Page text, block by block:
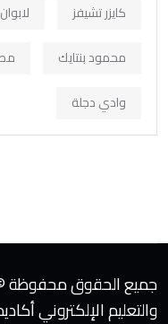
كايزر تشيفز
لابوان
محمود بنتايك
وادي دجلة
والتعليم الإلكتروني